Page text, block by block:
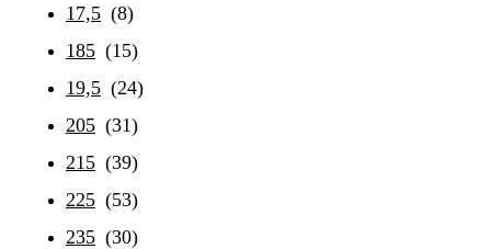
17,5 (8)
185 (15)
19,5 (24)
205 (31)
215 (39)
225 (53)
235 (30)